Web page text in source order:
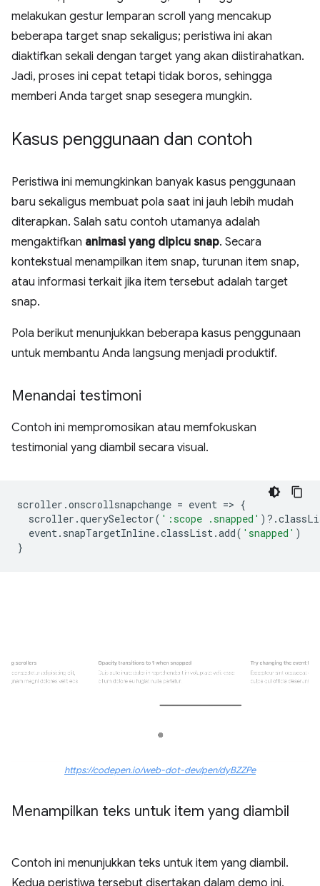
melakukan gestur lemparan scroll yang mencakup
beberapa target snap sekaligus; peristiwa ini akan
diaktifkan sekali dengan target yang akan diistirahatkan.
Jadi, proses ini cepat tetapi tidak boros, sehingga
memberi Anda target snap sesegera mungkin.
Kasus penggunaan dan contoh
Peristiwa ini memungkinkan banyak kasus penggunaan
baru sekaligus membuat pola saat ini jauh lebih mudah
diterapkan. Salah satu contoh utamanya adalah
mengaktifkan animasi yang dipicu snap. Secara
kontekstual menampilkan item snap, turunan item snap,
atau informasi terkait jika item tersebut adalah target
snap.
Pola berikut menunjukkan beberapa kasus penggunaan
untuk membantu Anda langsung menjadi produktif.
Menandai testimoni
Contoh ini mempromosikan atau memfokuskan
testimonial yang diambil secara visual.
scroller .onscrollsnapchange = event => {
scroller .querySelector( ':scope .snapped' ) ? .
event . snapTargetInline.classList .add( 'snapped' )
}
https://codepen.io/web-dot-dev/pen/dyBZZPe
Menampilkan teks untuk item yang diambil
Contoh ini menunjukkan teks untuk item yang diambil.
Kedua peristiwa tersebut disertakan dalam demo ini,